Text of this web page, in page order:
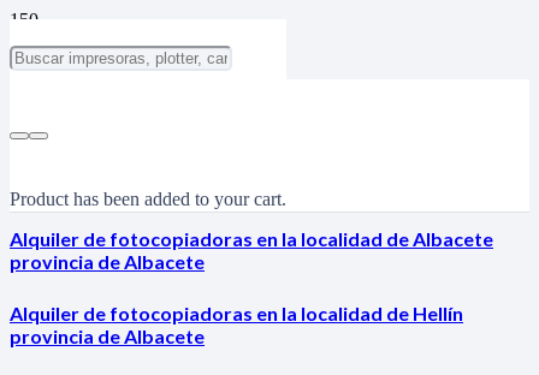
Product has been added to your cart.
Alquiler de fotocopiadoras en la localidad de Albacete
provincia de Albacete
Alquiler de fotocopiadoras en la localidad de Hellín
provincia de Albacete